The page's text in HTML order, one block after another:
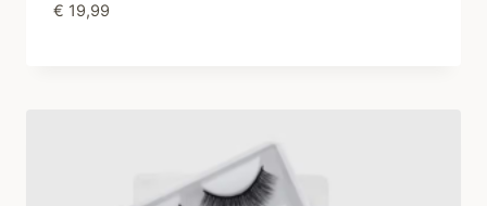
€ 19,99